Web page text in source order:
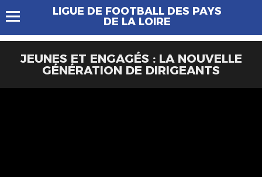
LIGUE DE FOOTBALL DES PAYS
DE LA LOIRE
JEUNES ET ENGAGÉS : LA NOUVELLE
GÉNÉRATION DE DIRIGEANTS